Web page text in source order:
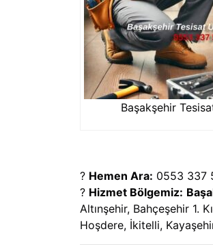
Başakşehir
? Hemen Ara: 0553 337
? Hizmet Bölgemiz:
Altınşehir, Bahçeşehir 1.
Hoşdere, İkitelli,